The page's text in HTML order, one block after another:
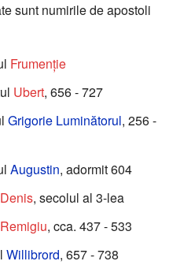
sunt numirile de apostoli
Frumenție
Ubert, 656 - 727
Grigorie Luminătorul, 256 -
Augustin, adormit 604
Denis, secolul al 3-lea
Remigiu, cca. 437 - 533
Willibrord, 657 - 738